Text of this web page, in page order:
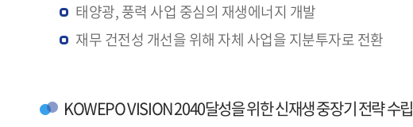
태양광, 풍력 사업 중심의 재생에너지 개발
재무 건전성 개선을 위해 자체 사업을 지분투자로 전환
KOWEPO VISION 2040달성을 위한 신재생 중장기 전략 수립